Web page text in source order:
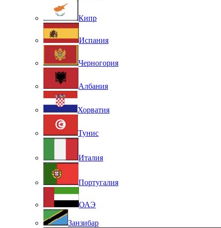
Кипр
Испания
Черногория
Албания
Хорватия
Тунис
Италия
Португалия
ОАЭ
Занзибар